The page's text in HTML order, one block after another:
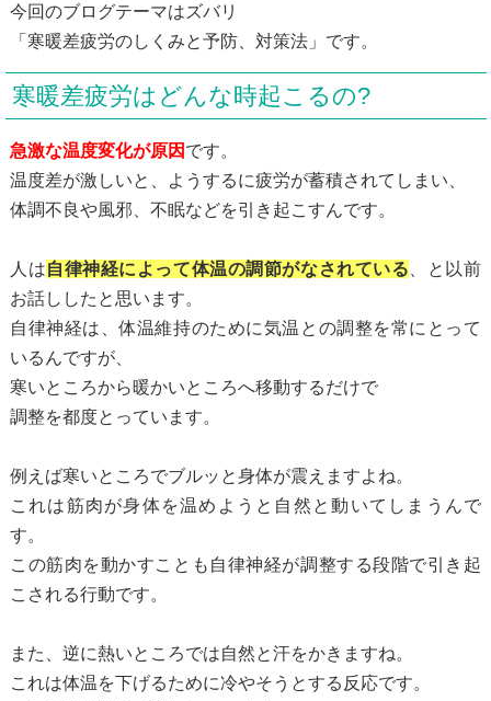
今回のブログテーマはズバリ
「寒暖差疲労のしくみと予防、対策法」です。
寒暖差疲労はどんな時起こるの?
急激な温度変化が原因 です。
温度差が激しいと、ようするに疲労が蓄積されてしまい、
体調不良や風邪、不眠などを引き起こすんです。
人は自律神経によって体温の調節がなされている 、と以前
お話ししたと思います。
自律神経は、体温維持のために気温との調整を常にとって
いるんですが、
寒いところから暖かいところへ移動するだけで
調整を都度とっています。
例えば寒いところでブルッと身体が震えますよね。
これは筋肉が身体を温めようと自然と動いてしまうんで
す。
この筋肉を動かすことも自律神経が調整する段階で引き起
こされる行動です。
また、逆に熱いところでは自然と汗をかきますね。
これは体温を下げるために冷やそうとする反応です。